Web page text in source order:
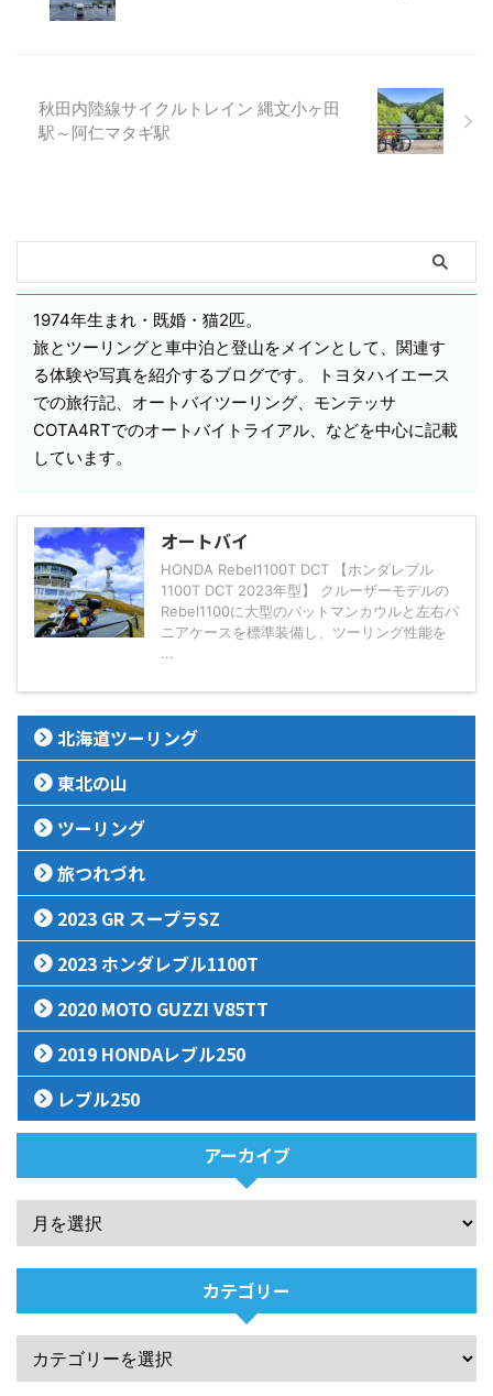
秋田内陸線サイクルトレイン 縄文小ヶ田
駅～阿仁マタギ駅
1974年生まれ・既婚・猫2匹。
旅とツーリングと車中泊と登山をメインとして、関連す
る体験や写真を紹介するブログです。 トヨタハイエース
での旅行記、オートバイツーリング、モンテッサ
COTA4RTでのオートバイトライアル、などを中心に記載
しています。
オートバイ
HONDA Rebel1100T DCT 【ホンダレブル
1100T DCT 2023年型】 クルーザーモデルの
Rebel1100に大型のバットマンカウルと左右パ
ニアケースを標準装備し、ツーリング性能を
...
北海道ツーリング
東北の山
ツーリング
旅つれづれ
2023 GR スープラSZ
2023 ホンダレブル1100T
2020 MOTO GUZZI V85TT
2019 HONDAレブル250
レブル250
アーカイブ
カテゴリー